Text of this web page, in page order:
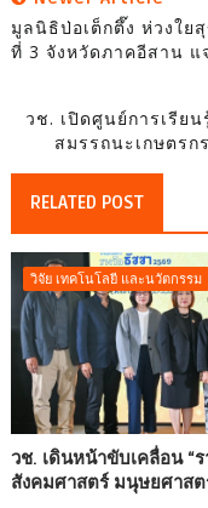
มูลนิธิป่อเต็กตึ๊ง ห่วงใ
ที่ 3 จังหวัดภาคอีสาน
วช. เปิดศูนย์การเรีย
สมรรถนะเกษตร
RELATED POST
วิจัย เทคโนโลยี และนวัตกรรม
วช. เดินหน้าขับเคลื่อน “
สังคมศาสตร์ มนุษยศาส